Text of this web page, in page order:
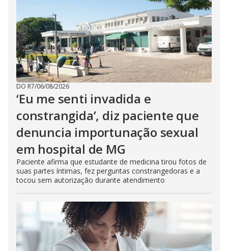
DO R7/06/08/2026
‘Eu me senti invadida e
constrangida’, diz paciente que
denuncia importunação sexual
em hospital de MG
Paciente afirma que estudante de medicina tirou fotos de
suas partes íntimas, fez perguntas constrangedoras e a
tocou sem autorização durante atendimento